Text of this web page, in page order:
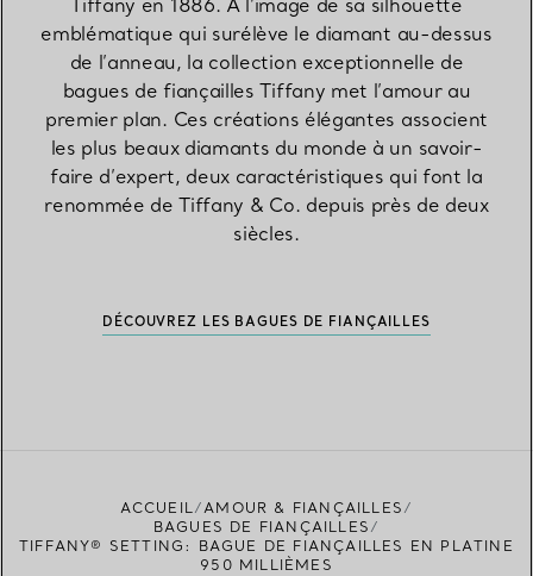
Tiffany en 1886. À l’image de sa silhouette
emblématique qui surélève le diamant au-dessus
de l’anneau, la collection exceptionnelle de
bagues de fiançailles Tiffany met l’amour au
premier plan. Ces créations élégantes associent
les plus beaux diamants du monde à un savoir-
faire d’expert, deux caractéristiques qui font la
renommée de Tiffany & Co. depuis près de deux
siècles.
DÉCOUVREZ LES BAGUES DE FIANÇAILLES
ACCUEIL
AMOUR & FIANÇAILLES
BAGUES DE FIANÇAILLES
TIFFANY® SETTING: BAGUE DE FIANÇAILLES EN PLATINE
950 MILLIÈMES